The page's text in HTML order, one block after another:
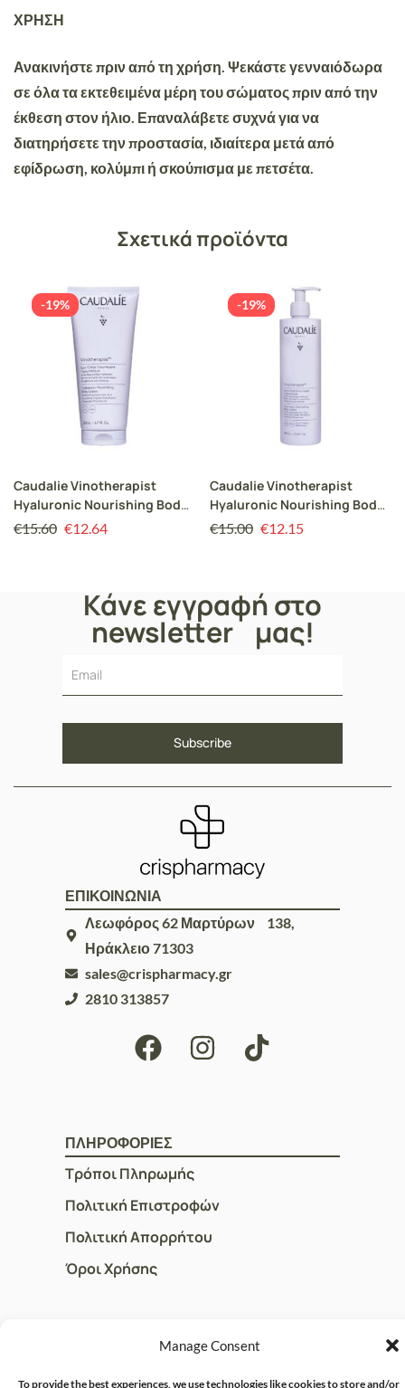
Manage Consent
To provide the best experiences, we use technologies like cookies to store and/or
ΧΡΗΣΗ
Ανακινήστε πριν από τη χρήση. Ψεκάστε γενναιόδωρα
σε όλα τα εκτεθειμένα μέρη του σώματος πριν από την
έκθεση στον ήλιο. Επαναλάβετε συχνά για να
διατηρήσετε την προστασία, ιδιαίτερα μετά από
εφίδρωση, κολύμπι ή σκούπισμα με πετσέτα.
Σχετικά προϊόντα
-19%
Caudalie Vinotherapist
Hyaluronic Nourishing Body
Lotion 200ml
€15.60 €12.64
-19%
Caudalie Vinotherapist
Hyaluronic Nourishing Body
Lotion Ενυδατική Λοσιόν
€15.00 €12.15
Κάνε εγγραφή στο
newsletter μας!
ΕΠΙΚΟΙΝΩΝΙΑ
Λεωφόρος 62 Μαρτύρων 138,
Ηράκλειο 71303
sales@crispharmacy.gr
2810 313857
ΠΛΗΡΟΦΟΡΙΕΣ
Τρόποι Πληρωμής
Πολιτική Επιστροφών
Πολιτική Απορρήτου
Όροι Χρήσης